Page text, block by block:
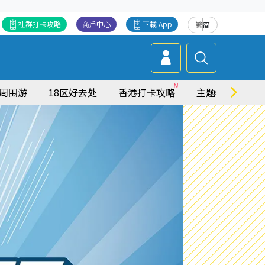
繁简
下載 App
商戶中心
社群打卡攻略
围游 18区好去处 香港打卡攻略 主题特集